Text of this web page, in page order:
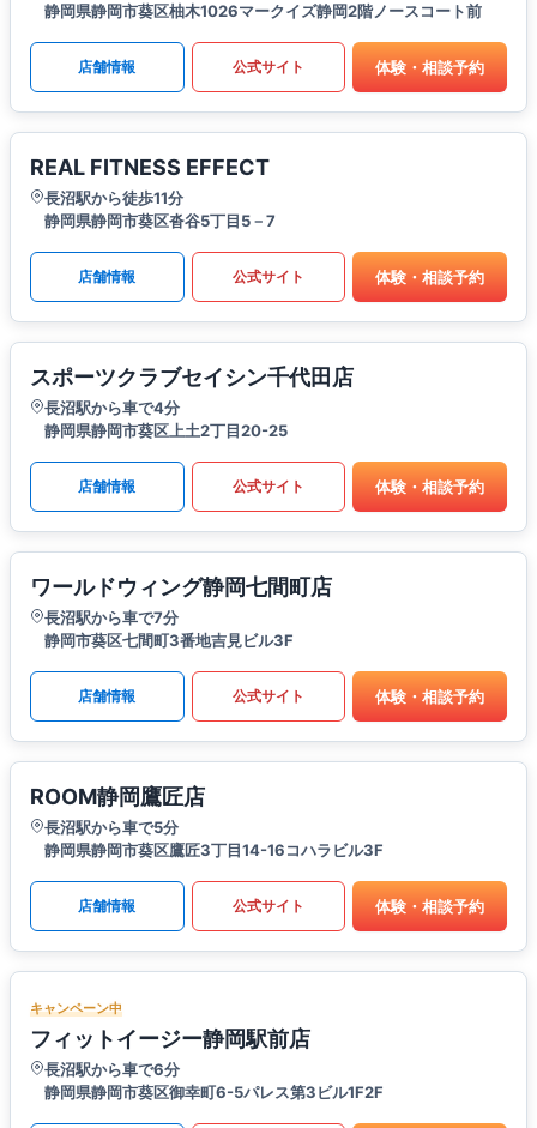
静岡県静岡市葵区柚木1026マークイズ静岡2階ノースコート前
店舗情報 公式サイト 体験・相談予約
REAL FITNESS EFFECT
長沼駅から徒歩11分
静岡県静岡市葵区沓谷5丁目5－7
店舗情報 公式サイト 体験・相談予約
スポーツクラブセイシン千代田店
長沼駅から車で4分
静岡県静岡市葵区上土2丁目20-25
店舗情報 公式サイト 体験・相談予約
ワールドウィング静岡七間町店
長沼駅から車で7分
静岡市葵区七間町3番地吉見ビル3F
店舗情報 公式サイト 体験・相談予約
ROOM静岡鷹匠店
長沼駅から車で5分
静岡県静岡市葵区鷹匠3丁目14-16コハラビル3F
店舗情報 公式サイト 体験・相談予約
キャンペーン中
フィットイージー静岡駅前店
長沼駅から車で6分
静岡県静岡市葵区御幸町6-5パレス第3ビル1F2F